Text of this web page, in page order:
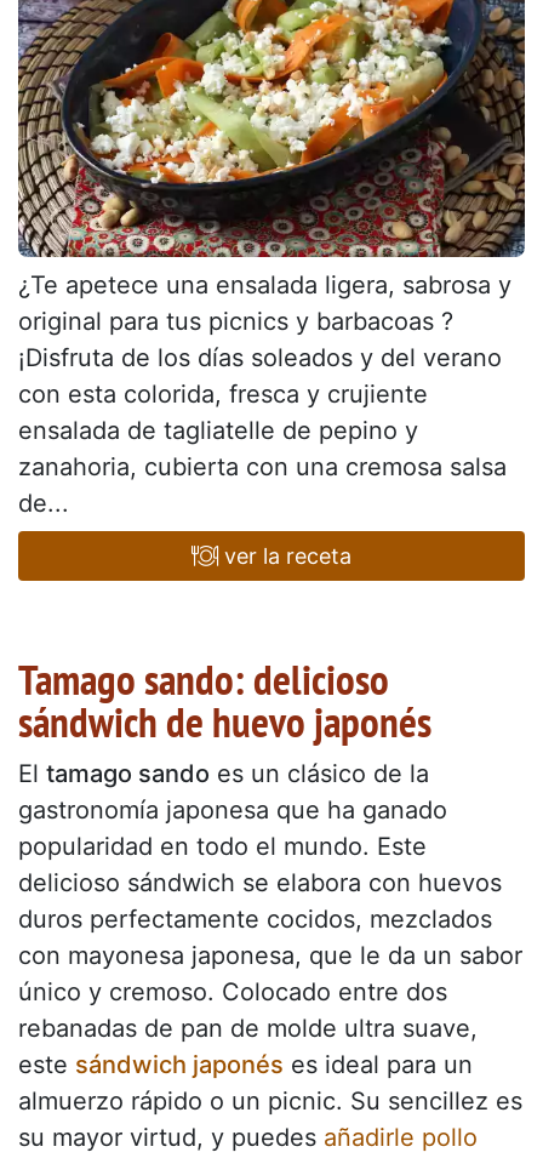
¿Te apetece una ensalada ligera, sabrosa y
original para tus picnics y barbacoas ?
¡Disfruta de los días soleados y del verano
con esta colorida, fresca y crujiente
ensalada de tagliatelle de pepino y
zanahoria, cubierta con una cremosa salsa
de...
ver la receta
Tamago sando: delicioso
sándwich de huevo japonés
El tamago sando es un clásico de la
gastronomía japonesa que ha ganado
popularidad en todo el mundo. Este
delicioso sándwich se elabora con huevos
duros perfectamente cocidos, mezclados
con mayonesa japonesa, que le da un sabor
único y cremoso. Colocado entre dos
rebanadas de pan de molde ultra suave,
este sándwich japonés es ideal para un
almuerzo rápido o un picnic. Su sencillez es
su mayor virtud, y puedes añadirle pollo